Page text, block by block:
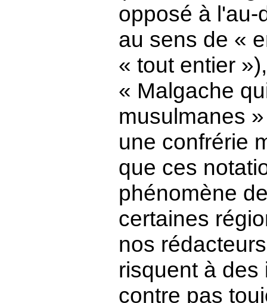
opposé à l'au-
au sens de «
« tout entier
« Malgache
musulmanes
une confrérie
que ces
phénomène
certaines
nos
risquent à des
contre pas